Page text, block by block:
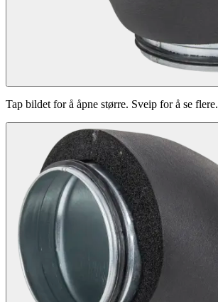
Tap bildet for å åpne større. Sveip for å se flere.